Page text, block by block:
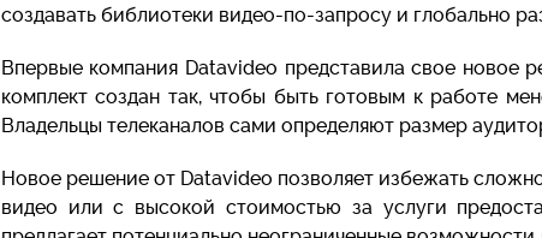
создавать библиотеки видео-по-запросу и глобально
Впервые компания Datavideo представила свое новое
комплект создан так, чтобы быть готовым к работе
Владельцы телеканалов сами определяют размер
Новое решение от Datavideo позволяет избежать
видео или с высокой стоимостью за услуги